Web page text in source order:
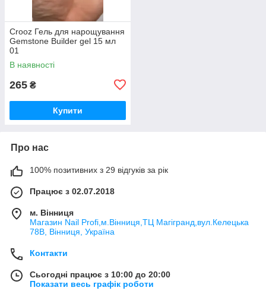
Crooz Гель для нарощування
Gemstone Builder gel 15 мл
01
В наявності
265 ₴
Купити
Про нас
100% позитивних з 29 відгуків за рік
Працює з 02.07.2018
м. Вінниця
Магазин Nail Profi,м.Вінниця,ТЦ Магігранд,вул.Келецька
78В, Вінниця, Україна
Контакти
Сьогодні працює з 10:00 до 20:00
Показати весь графік роботи